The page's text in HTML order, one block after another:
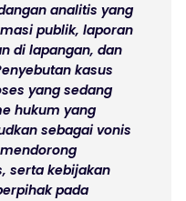
analitis yang
publik, laporan
di lapangan, dan
kasus
yang sedang
hukum yang
sebagai vonis
serta kebijakan
pada